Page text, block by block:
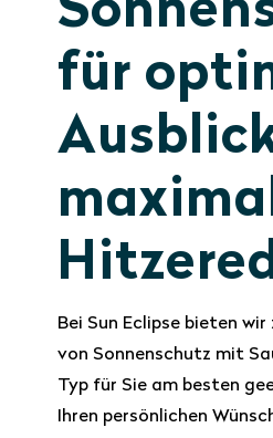
für
Bei Sun Eclipse bieten
von Sonnenschutz mit
Typ für Sie am besten
Ihren persönlichen